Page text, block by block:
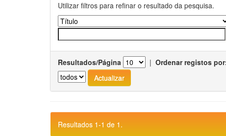
Utilizar filtros para refinar o resultado da pesquisa.
Resultados/Página | Ordenar registos
Resultados 1-1 de 1.